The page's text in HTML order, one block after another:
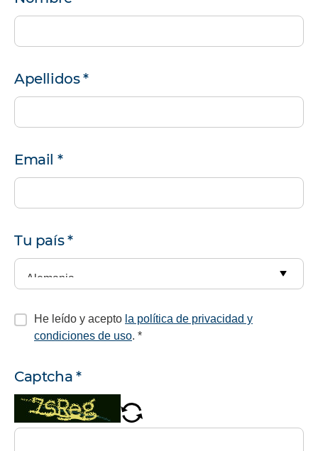
Apellidos*
Email *
Tu país*
He leído y acepto la política de privacidad y
condiciones de uso. *
Captcha *